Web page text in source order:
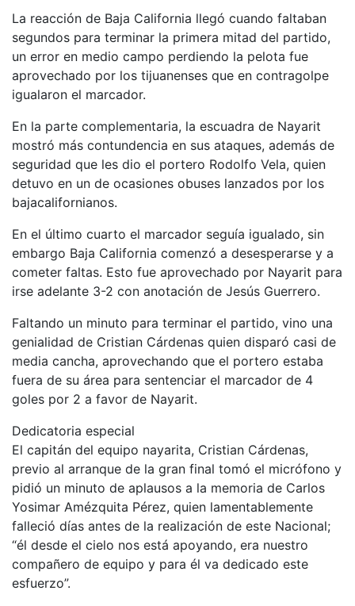
La reacción de Baja California llegó cuando faltaban
segundos para terminar la primera mitad del partido,
un error en medio campo perdiendo la pelota fue
aprovechado por los tijuanenses que en contragolpe
igualaron el marcador.
En la parte complementaria, la escuadra de Nayarit
mostró más contundencia en sus ataques, además de
seguridad que les dio el portero Rodolfo Vela, quien
detuvo en un de ocasiones obuses lanzados por los
bajacalifornianos.
En el último cuarto el marcador seguía igualado, sin
embargo Baja California comenzó a desesperarse y a
cometer faltas. Esto fue aprovechado por Nayarit para
irse adelante 3-2 con anotación de Jesús Guerrero.
Faltando un minuto para terminar el partido, vino una
genialidad de Cristian Cárdenas quien disparó casi de
media cancha, aprovechando que el portero estaba
fuera de su área para sentenciar el marcador de 4
goles por 2 a favor de Nayarit.
Dedicatoria especial
El capitán del equipo nayarita, Cristian Cárdenas,
previo al arranque de la gran final tomó el micrófono y
pidió un minuto de aplausos a la memoria de Carlos
Yosimar Amézquita Pérez, quien lamentablemente
falleció días antes de la realización de este Nacional;
“él desde el cielo nos está apoyando, era nuestro
compañero de equipo y para él va dedicado este
esfuerzo”.